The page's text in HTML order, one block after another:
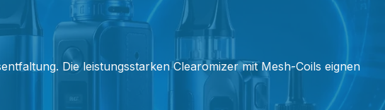
Die leistungsstarken Clearomizer mit Mesh-Coils eignen